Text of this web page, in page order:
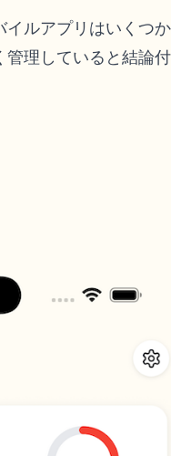
ルアプリはいくつ
理していると結論付